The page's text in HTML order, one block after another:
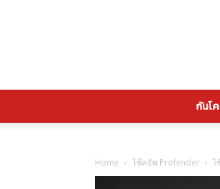
กันโ
Home โช๊คอัพ Profender โ